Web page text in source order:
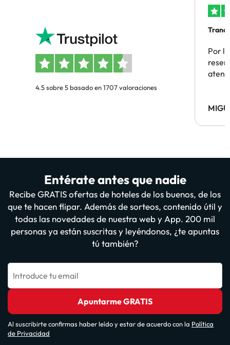
4.5 sobre 5 basado en 1707 valoraciones
Por
Entérate antes que nadie
Recibe GRATIS ofertas de hoteles de los buenos, de los
que te hacen flipar. Además de sorteos, contenido útil y
todas las novedades de nuestra web y App. 200 mil
personas ya están suscritas y leyéndonos, ¿te apuntas
tú también?
Introduce tu email
Apuntarme GRATIS
Al suscribirte confirmas haber leído y estar de acuerdo con la Política
de Privacidad